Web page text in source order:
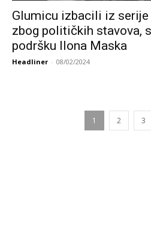
Glumicu izbacili iz serije
zbog političkih stavova,
podršku Ilona Maska
Headliner - 08/02/2024
1 2 3